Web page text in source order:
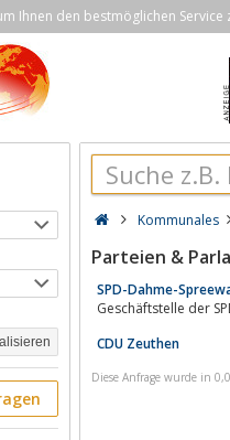
Ihnen den bestmöglichen
Kommunales
Parteien &
SPD-Dahme-
Geschäftstelle der
CDU Zeuthen
Diese Anfrage wurde in